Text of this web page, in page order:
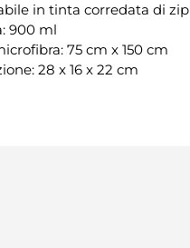
in tinta corredata di zip
900 ml
75 cm x 150 cm
28 x 16 x 22 cm